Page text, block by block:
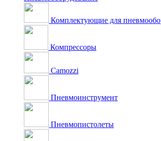
Комплектующие для
Компрессоры
Camozzi
Пневмоинструмент
Пневмопистолеты